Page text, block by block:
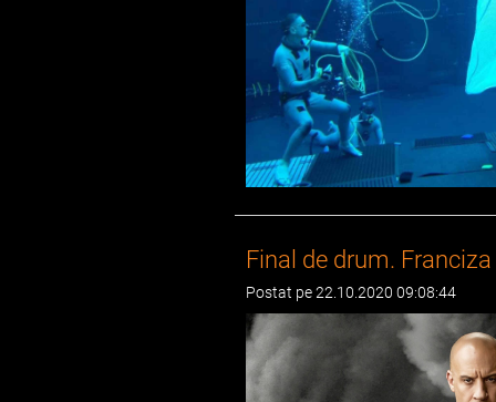
Final de drum.
Postat pe 22.10.2020 09:08:44